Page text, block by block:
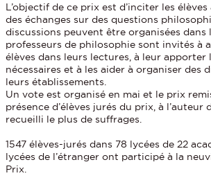
L’objectif de ce prix est d’inciter les
des échanges sur des questions
discussions peuvent être organisées dans
professeurs de philosophie sont invités à
élèves dans leurs lectures, à leur apporter
nécessaires et à les aider à organiser des
leurs établissements.
Un vote est organisé en mai et le prix
présence d’élèves jurés du prix, à l’auteur
recueilli le plus de suffrages.
1547 élèves-jurés dans 78 lycées de 22
lycées de l’étranger ont participé à la
Prix.